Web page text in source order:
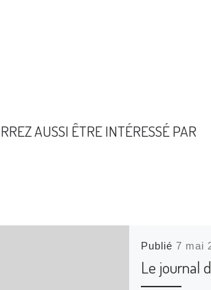
AUSSI ÊTRE INTÉRESSÉ PAR
Publié7 mai
Le journal